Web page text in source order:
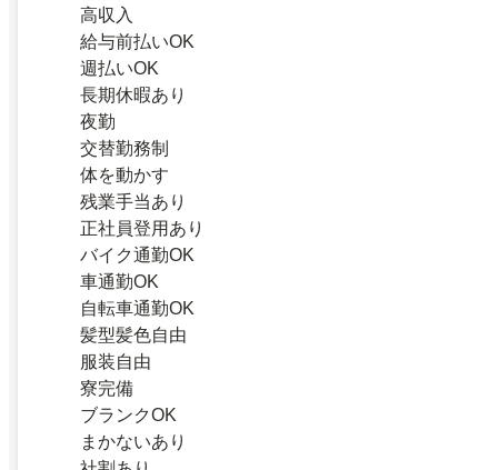
高収入
給与前払いOK
週払いOK
長期休暇あり
夜勤
交替勤務制
体を動かす
残業手当あり
正社員登用あり
バイク通勤OK
車通勤OK
自転車通勤OK
髪型髪色自由
服装自由
寮完備
ブランクOK
まかないあり